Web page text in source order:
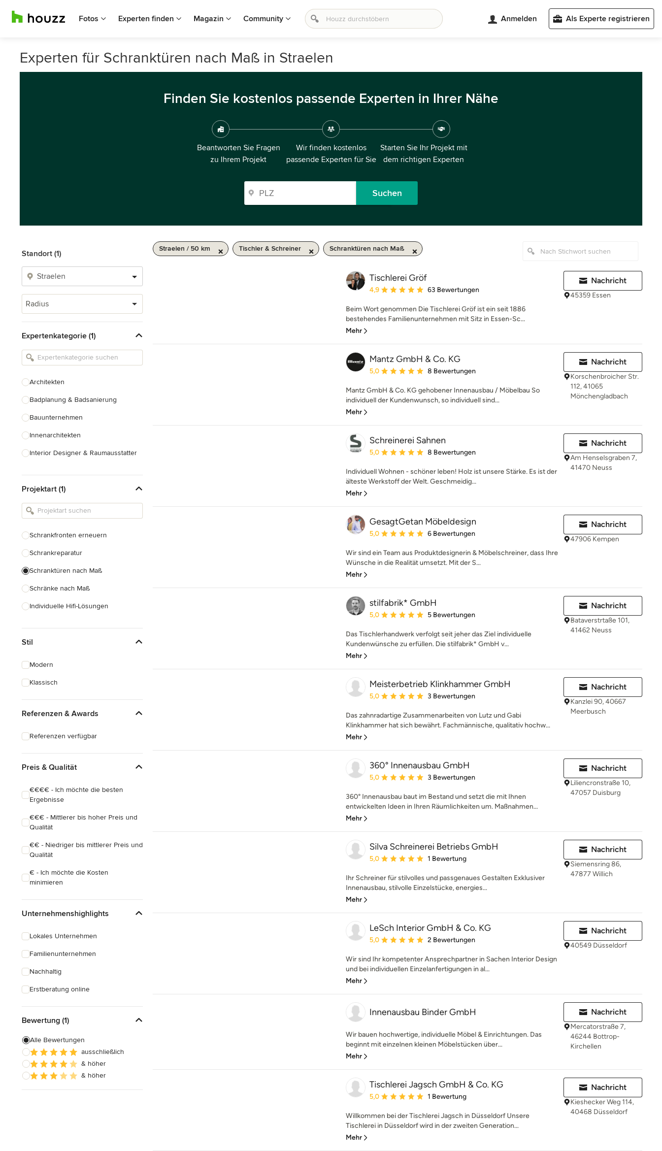
Fotos Experten finden Magazin Community Anmelden Als Experte registrieren
Experten für Schranktüren nach Maß in Straelen
Finden Sie kostenlos passende Experten in Ihrer Nähe
Beantworten Sie Fragen
zu Ihrem Projekt
Wir finden kostenlos
passende Experten für Sie
Starten Sie Ihr Projekt mit
dem richtigen Experten
Suchen
Standort (1)
Radius
Expertenkategorie (1)
Architekten
Badplanung & Badsanierung
Bauunternehmen
Innenarchitekten
Interior Designer & Raumausstatter
Landschaftsarchitekten
Armaturen & Sanitärbedarf
Projektart (1)
Schrankfronten erneuern
Schrankreparatur
Schranktüren nach Maß
Schränke nach Maß
Individuelle Hifi-Lösungen
Küchenschränke nach Maß
Alle anzeigen
Stil
Modern
Klassisch
Referenzen & Awards
Referenzen verfügbar
Preis & Qualität
€€€€ - Ich möchte die besten
Ergebnisse
€€€ - Mittlerer bis hoher Preis und
Qualität
€€ - Niedriger bis mittlerer Preis und
Qualität
€ - Ich möchte die Kosten
minimieren
Unternehmenshighlights
Lokales Unternehmen
Familienunternehmen
Nachhaltig
Erstberatung online
Bewertung (1)
Alle Bewertungen
ausschließlich
& höher
& höher
Straelen / 50 km Tischler & Schreiner Schranktüren nach Maß
Tischlerei Gröf
Durchschnittliche Bewertung: 4.9 von 5 Sternen
4,9 63 Bewertungen
Beim Wort genommen Die Tischlerei Gröf ist ein seit 1886
bestehendes Familienunternehmen mit Sitz in Essen-Sc...
Mehr
Nachricht
45359 Essen
Mantz GmbH & Co. KG
Durchschnittliche Bewertung: 5 von 5 Sternen
5,0 8 Bewertungen
Mantz GmbH & Co. KG gehobener Innenausbau / Möbelbau So
individuell der Kundenwunsch, so individuell sind...
Mehr
Nachricht
Korschenbroicher Str.
112, 41065
Mönchengladbach
Schreinerei Sahnen
Durchschnittliche Bewertung: 5 von 5 Sternen
5,0 8 Bewertungen
Individuell Wohnen - schöner leben! Holz ist unsere Stärke. Es ist der
älteste Werkstoff der Welt. Geschmeidig...
Mehr
Nachricht
Am Henselsgraben 7,
41470 Neuss
GesagtGetan Möbeldesign
Durchschnittliche Bewertung: 5 von 5 Sternen
5,0 6 Bewertungen
Wir sind ein Team aus Produktdesignerin & Möbelschreiner, dass Ihre
Wünsche in die Realität umsetzt. Mit der S...
Mehr
Nachricht
47906 Kempen
stilfabrik* GmbH
Durchschnittliche Bewertung: 5 von 5 Sternen
5,0 5 Bewertungen
Das Tischlerhandwerk verfolgt seit jeher das Ziel individuelle
Kundenwünsche zu erfüllen. Die stilfabrik* GmbH v...
Mehr
Nachricht
Bataverstrtaße 101,
41462 Neuss
Meisterbetrieb Klinkhammer GmbH
Durchschnittliche Bewertung: 5 von 5 Sternen
5,0 3 Bewertungen
Das zahnradartige Zusammenarbeiten von Lutz und Gabi
Klinkhammer hat sich bewährt. Fachmännische, qualitativ hochw...
Mehr
Nachricht
Kanzlei 90, 40667
Meerbusch
360° Innenausbau GmbH
Durchschnittliche Bewertung: 5 von 5 Sternen
5,0 3 Bewertungen
360° Innenausbau baut im Bestand und setzt die mit Ihnen
entwickelten Ideen in Ihren Räumlichkeiten um. Maßnahmen...
Mehr
Nachricht
Liliencronstraße 10,
47057 Duisburg
Silva Schreinerei Betriebs GmbH
Durchschnittliche Bewertung: 5 von 5 Sternen
5,0 1 Bewertung
Ihr Schreiner für stilvolles und passgenaues Gestalten Exklusiver
Innenausbau, stilvolle Einzelstücke, energies...
Mehr
Nachricht
Siemensring 86,
47877 Willich
LeSch Interior GmbH & Co. KG
Durchschnittliche Bewertung: 5 von 5 Sternen
5,0 2 Bewertungen
Wir sind Ihr kompetenter Ansprechpartner in Sachen Interior Design
und bei individuellen Einzelanfertigungen in al...
Mehr
Nachricht
40549 Düsseldorf
Innenausbau Binder GmbH
Wir bauen hochwertige, individuelle Möbel & Einrichtungen. Das
beginnt mit einzelnen kleinen Möbelstücken über...
Mehr
Nachricht
Mercatorstraße 7,
46244 Bottrop-
Kirchellen
Tischlerei Jagsch GmbH & Co. KG
Durchschnittliche Bewertung: 5 von 5 Sternen
5,0 1 Bewertung
Willkommen bei der Tischlerei Jagsch in Düsseldorf Unsere
Tischlerei in Düsseldorf wird in der zweiten Generation...
Mehr
Nachricht
Kieshecker Weg 114,
40468 Düsseldorf